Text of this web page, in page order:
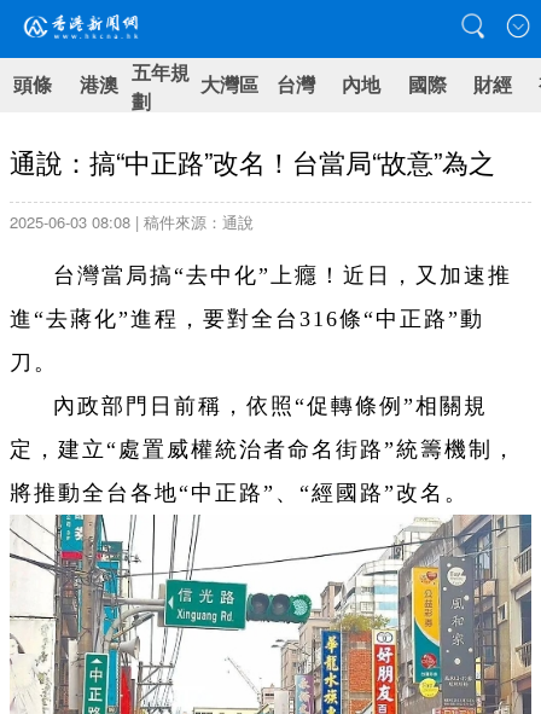
頭條 港澳 五年規
劃
大灣區 台灣 內地 國際 財經
通說：搞“中正路”改名！台當局“故意”為之
2025-06-03 08:08 | 稿件來源：通說
台灣當局搞“去中化”上癮！近日，又加速推
進“去蔣化”進程，要對全台316條“中正路”動
刀。
內政部門日前稱，依照“促轉條例”相關規
定，建立“處置威權統治者命名街路”統籌機制，
將推動全台各地“中正路”、“經國路”改名。